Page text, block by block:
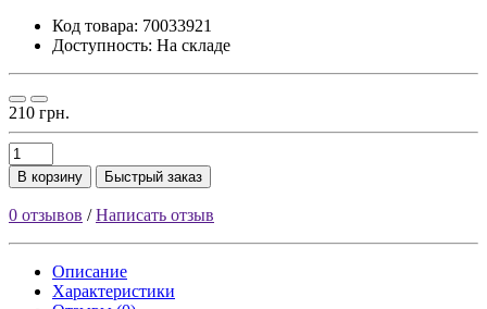
Код товара: 70033921
Доступность: На складе
210 грн.
В корзину Быстрый заказ
0 отзывов /Написать отзыв
Описание
Характеристики